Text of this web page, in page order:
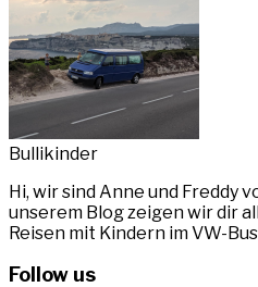
Bullikinder
Hi, wir sind Anne und Freddy
unserem Blog zeigen wir dir
Reisen mit Kindern im VW-
Follow us